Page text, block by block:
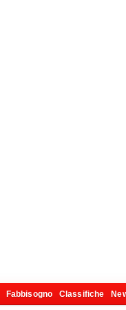
Fabbisogno Classifiche